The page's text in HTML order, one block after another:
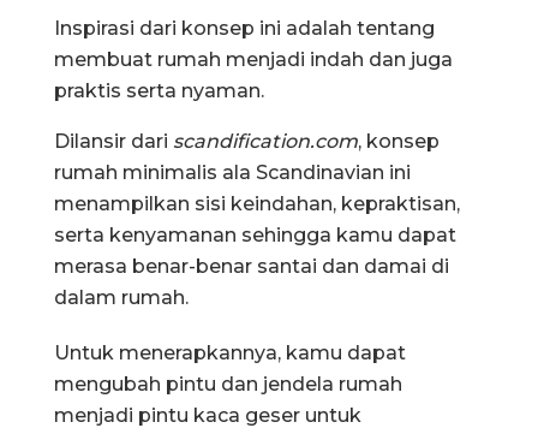
Inspirasi dari konsep ini adalah tentang
membuat rumah menjadi indah dan juga
praktis serta nyaman.
Dilansir dari scandification.com, konsep
rumah minimalis ala Scandinavian ini
menampilkan sisi keindahan, kepraktisan,
serta kenyamanan sehingga kamu dapat
merasa benar-benar santai dan damai di
dalam rumah.
Untuk menerapkannya, kamu dapat
mengubah pintu dan jendela rumah
menjadi pintu kaca geser untuk